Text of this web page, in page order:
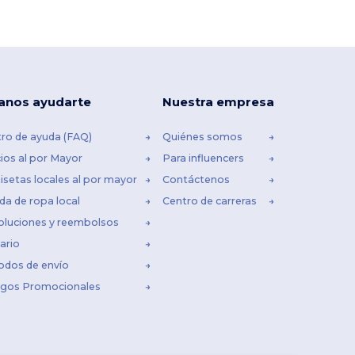
ayudarte
de ayuda (FAQ)
al por Mayor
locales al por mayor
de ropa local
y reembolsos
de envío
Promocionales
Nuestra empresa
Quiénes somos
Para influencers
Contáctenos
Centro de carreras